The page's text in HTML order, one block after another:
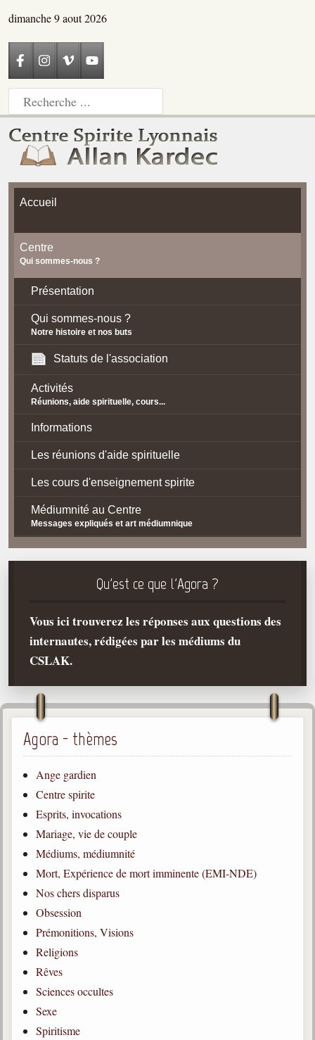
dimanche 9 aout 2026
Accueil
Centre
Qui sommes-nous ?
Présentation
Qui sommes-nous ?
Notre histoire et nos buts
Statuts de l'association
Activités
Réunions, aide spirituelle, cours...
Informations
Les réunions d'aide spirituelle
Les cours d'enseignement spirite
Médiumnité au Centre
Messages expliqués et art médiumnique
Contact / Accès
Plan d'accès
La doctrine Spirite
Qu'est-ce que c'est ?
Les bases du spiritisme
Historique
Philosophie
La doctrine d'Allan Kardec
But des manifestations spirites
Esprits
Médiums
Les hommes
Les fondateurs
1804-1869
1846-1927
1857-1926
1910-2002
Qu'est ce que l'Agora ?
Vous ici trouverez les réponses aux questions des
internautes, rédigées par les médiums du
CSLAK.
Agora - thèmes
Ange gardien
Centre spirite
Esprits, invocations
Mariage, vie de couple
Médiums, médiumnité
Mort, Expérience de mort imminente (EMI-NDE)
Nos chers disparus
Obsession
Prémonitions, Visions
Religions
Rêves
Sciences occultes
Sexe
Spiritisme